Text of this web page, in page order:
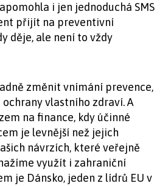
i jen jednoduchá SMS
přijít na preventivní
děje, ale není to vždy
změnit vnímání prevence,
vlastního zdraví. A
na finance, kdy účinné
je levnější než jejich
návrzích, které veřejně
využít i zahraniční
je Dánsko, jeden z lídrů EU v